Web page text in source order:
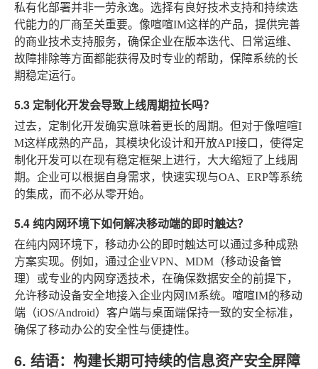
私有化部署并非一劳永逸。选择有良好技术支持和持续迭
代能力的厂商至关重要。像喧喧IM这样的产品，提供完善
的商业技术支持服务，确保企业在版本迭代、日常运维、
故障排除等方面都能获得及时专业的帮助，保障系统的长
期稳定运行。
5.3 定制化开发会导致上线周期拉长吗？
过去，定制化开发确实意味着更长的周期。但对于像喧喧I
M这样成熟的产品，其模块化设计和开放API接口，使得定
制化开发可以在现有稳定框架上进行，大大缩短了上线周
期。企业可以根据自身需求，快速实现与OA、ERP等系统
的集成，而不必从零开始。
5.4 纯内网环境下如何解决移动端的即时触达？
在纯内网环境下，移动办公的即时触达可以通过多种成熟
方案实现。例如，通过企业VPN、MDM（移动设备管
理）或专业的内网穿透技术，在确保数据安全的前提下，
允许移动设备安全地接入企业内网IM系统。喧喧IM的移动
端（iOS/Android）客户端与桌面端保持一致的安全标准，
确保了移动办公的安全性与便捷性。
6. 结语：构建长期可持续的信息资产安全屏障